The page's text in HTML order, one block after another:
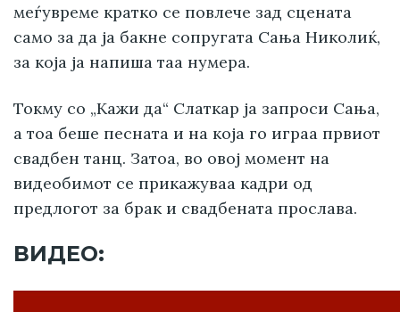
меѓувреме кратко се повлече зад сцената
само за да ја бакне сопругата Сања Николиќ,
за која ја напиша таа нумера.
Токму со „Кажи да“ Слаткар ја запроси Сања,
а тоа беше песната и на која го играа првиот
свадбен танц. Затоа, во овој момент на
видеобимот се прикажуваа кадри од
предлогот за брак и свадбената прослава.
ВИДЕО: